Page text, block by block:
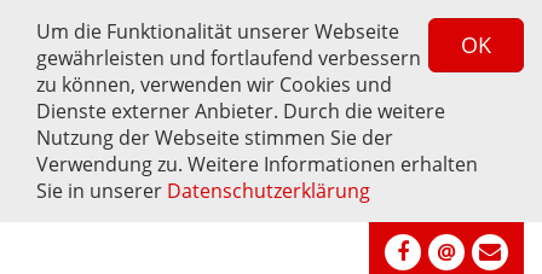
OK
Um die Funktionalität unserer Webseite
gewährleisten und fortlaufend verbessern
zu können, verwenden wir Cookies und
Dienste externer Anbieter. Durch die weitere
Nutzung der Webseite stimmen Sie der
Verwendung zu. Weitere Informationen erhalten
Sie in unserer Datenschutzerklärung